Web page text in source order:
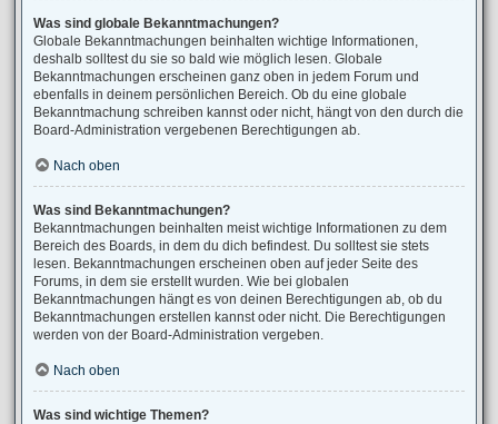
Was sind globale Bekanntmachungen?
Globale Bekanntmachungen beinhalten wichtige Informationen,
deshalb solltest du sie so bald wie möglich lesen. Globale
Bekanntmachungen erscheinen ganz oben in jedem Forum und
ebenfalls in deinem persönlichen Bereich. Ob du eine globale
Bekanntmachung schreiben kannst oder nicht, hängt von den durch die
Board-Administration vergebenen Berechtigungen ab.
Nach oben
Was sind Bekanntmachungen?
Bekanntmachungen beinhalten meist wichtige Informationen zu dem
Bereich des Boards, in dem du dich befindest. Du solltest sie stets
lesen. Bekanntmachungen erscheinen oben auf jeder Seite des
Forums, in dem sie erstellt wurden. Wie bei globalen
Bekanntmachungen hängt es von deinen Berechtigungen ab, ob du
Bekanntmachungen erstellen kannst oder nicht. Die Berechtigungen
werden von der Board-Administration vergeben.
Nach oben
Was sind wichtige Themen?